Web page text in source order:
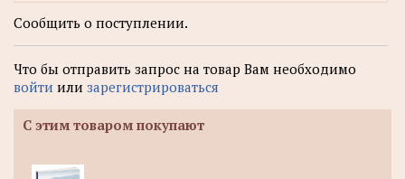
Сообщить о поступлении.
Что бы отправить запрос на товар Вам необходимо
войти или зарегистрироваться
С этим товаром покупают